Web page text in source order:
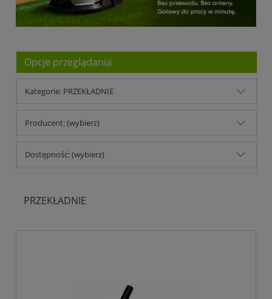
Opcje przeglądania
Kategorie: PRZEKŁADNIE
Producent: (wybierz)
Dostępność: (wybierz)
PRZEKŁADNIE